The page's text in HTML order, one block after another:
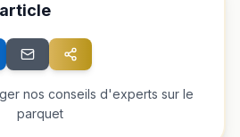
nos conseils d'experts sur le
parquet